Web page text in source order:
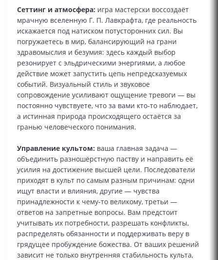
Сеттинг и атмосфера: игра мастерски воссоздаёт
мрачную вселенную Г. П. Лавкрафта, где реальность
искажается под натиском потусторонних сил. Вы
погружаетесь в мир, балансирующий на грани
здравомыслия и безумия: здесь каждый выбор
резонирует с эльдрическими энергиями, а любое
действие может запустить цепь непредсказуемых
событий. Визуальный стиль и звуковое
сопровождение усиливают ощущение тревоги — вы
постоянно чувствуете, что за вами кто‑то наблюдает,
а истинная природа происходящего остаётся за
гранью человеческого понимания.
Управление культом: ваша главная задача —
объединить разношёрстную паству и направить её
усилия на достижение высшей цели. Последователи
приходят в культ по самым разным причинам: одни
ищут власти и влияния, другие — чувства
принадлежности к чему‑то великому, третьи —
ответов на запретные вопросы. Вам предстоит
учитывать их потребности, разрешать конфликты,
распределять обязанности и поддерживать веру в
грядущее пробуждение божества. От ваших решений
зависит не только внутренняя стабильность культа,